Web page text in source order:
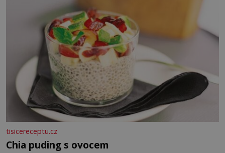
tisicereceptu.cz
Chia puding s ovocem